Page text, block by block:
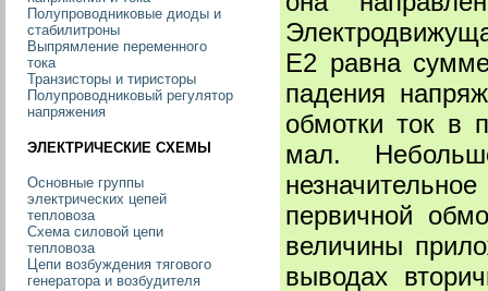
E2 равна
падения
обмотки ток в
мал.
первичной
величины
выводах
Полупроводниковые диоды и
стабилитроны
Выпрямление переменного
тока
Транзисторы и тиристоры
Полупроводниковый регулятор
напряжения
ЭЛЕКТРИЧЕСКИЕ СХЕМЫ
Основные группы
электрических цепей
тепловоза
Схема силовой цепи
тепловоза
Цепи возбуждения тягового
генератора и возбудителя